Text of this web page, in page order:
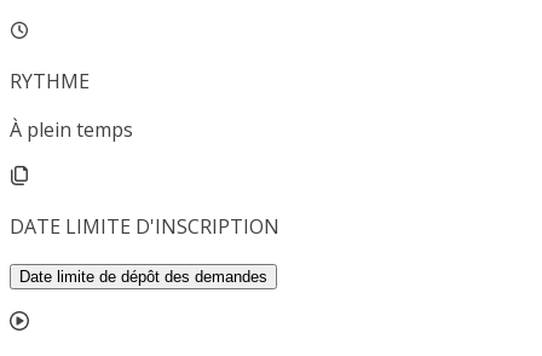
RYTHME
À plein temps
DATE LIMITE D'INSCRIPTION
Date limite de dépôt des demandes